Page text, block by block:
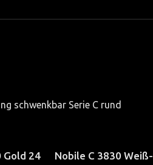
schwenkbar Serie C rund
Gold 24
Nobile C 3830 Weiß-